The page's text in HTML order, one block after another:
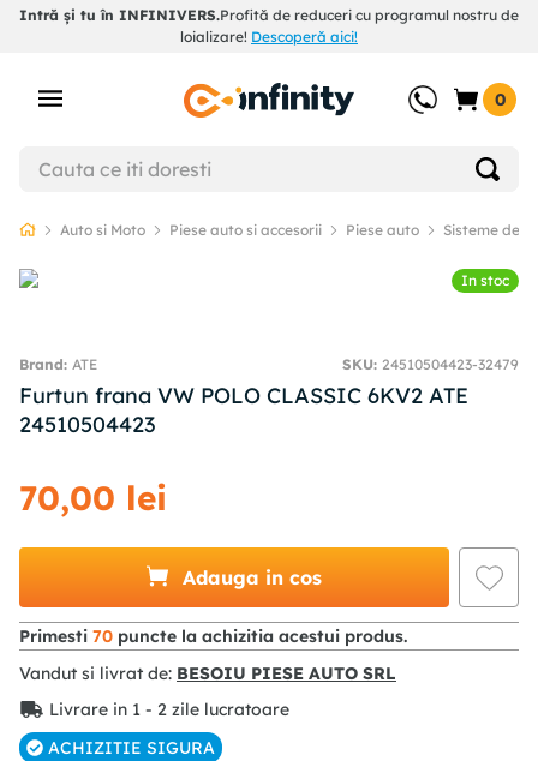
Intră și tu în INFINIVERS.Profită de reduceri cu programul nostru de
loializare! Descoperă aici!
0
Auto si Moto Piese auto si accesorii Piese auto Sisteme de
In stoc
ATE SKU: 24510504423-32479
Furtun frana VW POLO CLASSIC 6KV2 ATE
24510504423
70,00 lei
Adauga in cos
Primesti 70 puncte la achizitia acestui produs.
Vandut si livrat de: BESOIU PIESE AUTO SRL
Livrare in 1 - 2 zile lucratoare
ACHIZITIE SIGURA